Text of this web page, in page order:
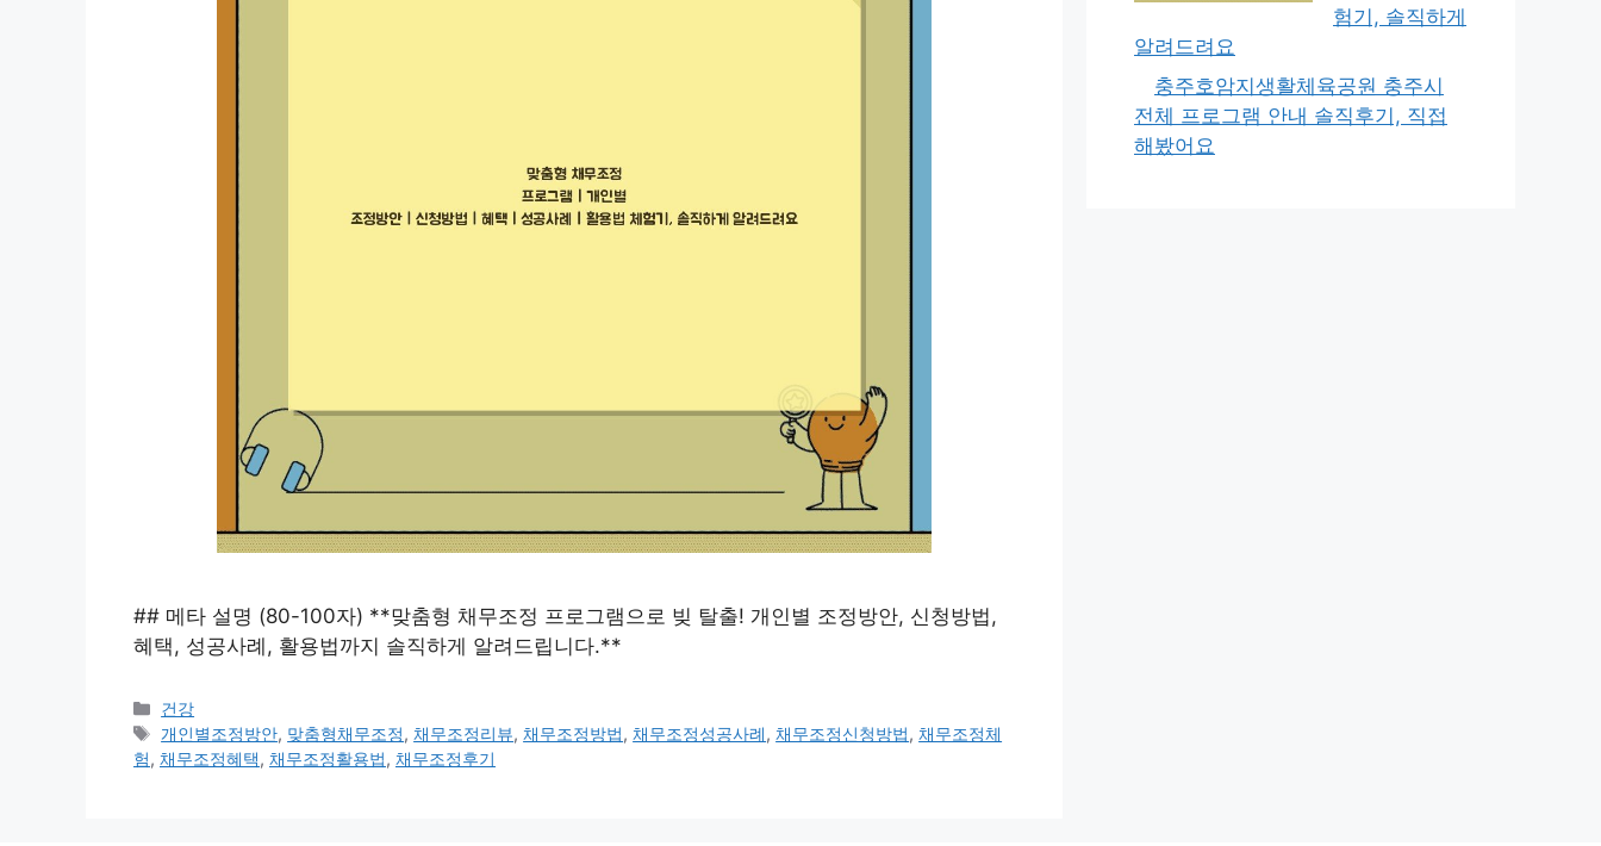
## 메타 설명 (80-100자) **맞춤형 채무조정 프로그램으로 빚 탈출! 개인별 조정방안, 신청방법,
혜택, 성공사례, 활용법까지 솔직하게 알려드립니다.**
카
테
고
건강
태
그
개인별조정방안, 맞춤형채무조정, 채무조정리뷰, 채무조정방법, 채무조정성공사례, 채무조정신청방법, 채무조정체
험, 채무조정혜택, 채무조정활용법, 채무조정후기
험기, 솔직하게
알려드려요
충주호암지생활체육공원 충주시
전체 프로그램 안내 솔직후기, 직접
해봤어요